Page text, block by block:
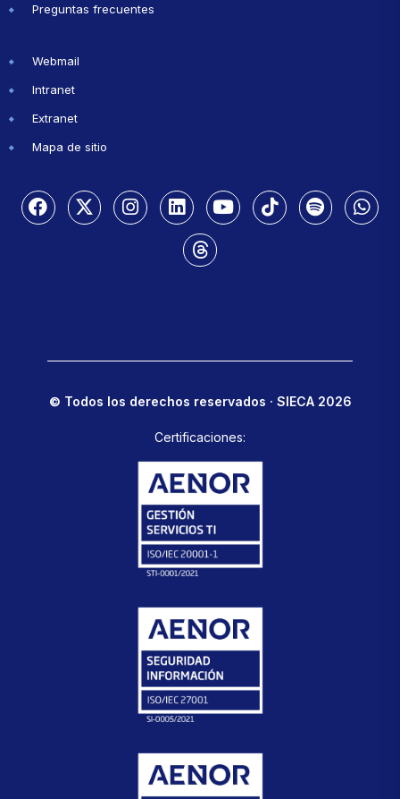
Preguntas frecuentes
Webmail
Intranet
Extranet
Mapa de sitio
© Todos los derechos reservados · SIECA 2026
Certificaciones: